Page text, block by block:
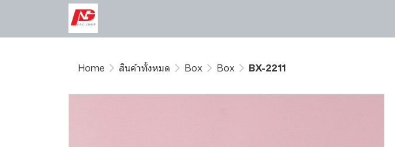
Home สินค้าทั้งหมด Box Box BX-2211